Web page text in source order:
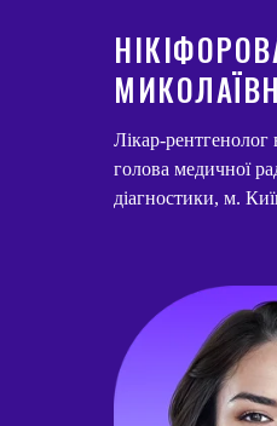
Лікар-рентгенолог
голова медичної
діагностики, м.